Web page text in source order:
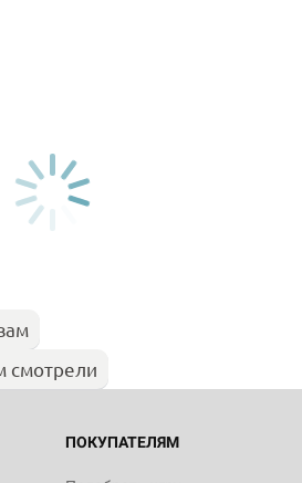
смотрели
ПОКУПАТЕЛЯМ